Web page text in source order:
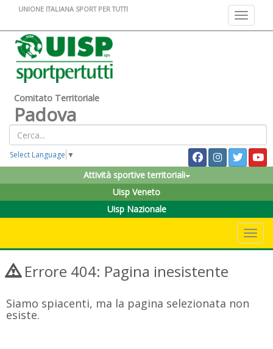
Toggle
UNIONE ITALIANA SPORT PER TUTTI
Comitato Territoriale
Padova
Select Language ▼
Attività sportive territoriali
Uisp Veneto
Uisp Nazionale
Errore 404: Pagina inesistente
Siamo spiacenti, ma la pagina selezionata non
esiste.